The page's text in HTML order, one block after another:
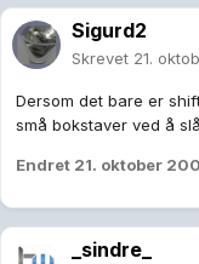
Sigurd2
Skrevet 21.
Dersom det bare er
små bokstaver ved å
Endret 21. oktober
_sindre_